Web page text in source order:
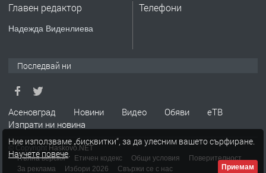
ремонт на покриви
ПРЕДЛАГА
Висококачествени Целофанови
Пликове - СКОРПИОПЛАСТ
Главен редактор
Надежда Виденлиева
Телефони
Последвай ни
Асеновград Новини Видео Обяви
еТВ
Изпрати ни новина
© Copyright Haskovo.NET
Пълна версия
Етичен кодекс Общи условия
Поверителност
За реклама
Избори 2026 Свържи се с нас
Ние използваме „бисквитки“, за да улесним вашето сърфиране.
Научете повече.
Приемам